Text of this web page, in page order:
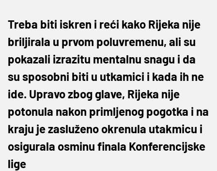
Treba biti iskren i reći kako Rijeka nije
briljirala u prvom poluvremenu, ali su
pokazali izrazitu mentalnu snagu i da
su sposobni biti u utkamici i kada ih ne
ide. Upravo zbog glave, Rijeka nije
potonula nakon primljenog pogotka i na
kraju je zasluženo okrenula utakmicu i
osigurala osminu finala Konferencijske
lige